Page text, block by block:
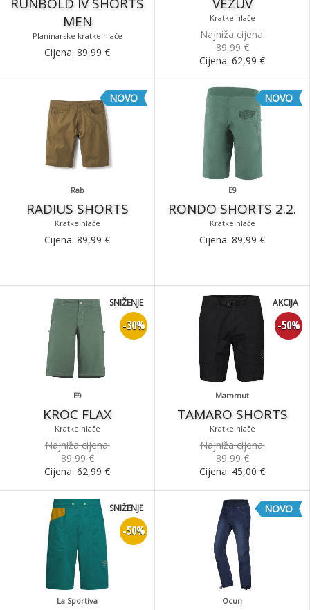
MEN
Planinarske kratke hlače
Cijena: 89,99 €
Kratke hlače
Najniža cijena:
89,99 €
Cijena: 62,99 €
Rab
RADIUS SHORTS
Kratke hlače
NOVO
Cijena: 89,99 €
E9
RONDO SHORTS 2.2.
Kratke hlače
NOVO
Cijena: 89,99 €
E9
KROC FLAX
Kratke hlače
-30%
SNIŽENJE
Najniža cijena:
89,99 €
Cijena: 62,99 €
Mammut
TAMARO SHORTS
Kratke hlače
-50%
AKCIJA
Najniža cijena:
89,99 €
Cijena: 45,00 €
La Sportiva
-50%
SNIŽENJE
Ocun
NOVO